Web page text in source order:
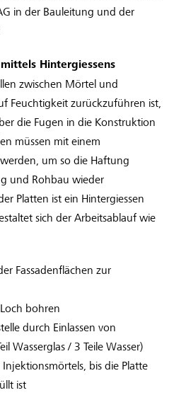
in der Bauleitung und der
Hintergiessens
zwischen Mörtel und
Feuchtigkeit zurückzuführen ist,
die Fugen in die Konstruktion
müssen mit einem
um so die Haftung
und Rohbau wieder
Platten ist ein Hintergiessen
sich der Arbeitsablauf wie
Fassadenflächen zur
bohren
durch Einlassen von
Wasserglas / 3 Teile Wasser)
bis die Platte
ist